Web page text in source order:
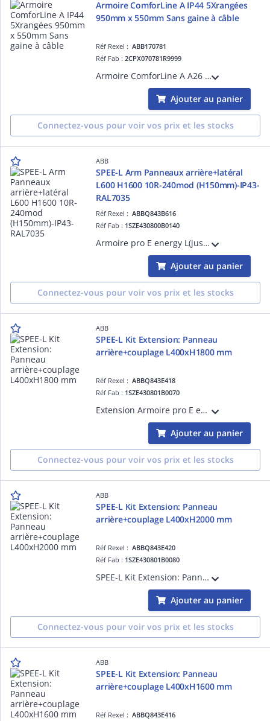
Armoire ComforLine A IP44 5Xrangées
950mm x 550mm Sans gaine à câble
Réf Rexel :ABB170781
Réf Fab :2CPX070781R9999
Armoire ComforLine A A26 - sans gaine à câble-dimensions en mm (HxLxP)= 950x550x215 5R - 75 Module+2rangé à equiper - Classe de protection IP44 (avec porte) IP30, sans porte IK07 pour le châssis - Matériau en tôle d'acier en poudre RAL 9016
Ajouter au panier
Connectez-vous pour voir vos prix et les stocks
ABB
SPEE-L Arm Panneaux arrière+latéral
L600 H1600 10R-240mod (H150mm)-IP43-
RAL7035
Réf Rexel :ABBQ843B616
Réf Fab : 1SZE430800B0140
Armoire pro E energy L(jusqu'à 800A) - mural installation intérieure - dimensions en mm (HxLxP) 1649x600x250 10R - Classe de protection IP43 (avec porte) IP30, sans porte IK08 pour le châssis - Matériau en tôle d'acier en poudre RAL 7035.
Ajouter au panier
Connectez-vous pour voir vos prix et les stocks
ABB
SPEE-L Kit Extension: Panneau
arrière+couplage L400xH1800 mm
Réf Rexel :ABBQ843E418
Réf Fab : 1SZE430801B0070
Extension Armoire pro E energy L(jusqu'à 800A)-mural installation intérieure-dimensions en mm (HxLxP) 1849x384x250 12R-Classe de protection IP43 (avec porte) IP30, sans porte IK08 pour le châssis-Matériau en tôle d'acier en poudre RAL 7035.
Ajouter au panier
Connectez-vous pour voir vos prix et les stocks
ABB
SPEE-L Kit Extension: Panneau
arrière+couplage L400xH2000 mm
Réf Rexel :ABBQ843E420
Réf Fab : 1SZE430801B0080
SPEE-L Kit Extension: Panneau arrière+couplage L400xH2000 mm
Ajouter au panier
Connectez-vous pour voir vos prix et les stocks
ABB
SPEE-L Kit Extension: Panneau
arrière+couplage L400xH1600 mm
Réf Rexel :ABBQ843E416